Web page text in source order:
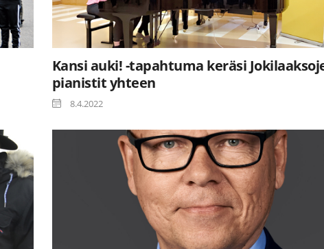
Kansi auki! -tapahtuma keräsi
pianistit yhteen
8.4.2022